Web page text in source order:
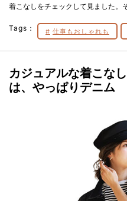
着こなしをチェックして見ました。
Tags： 仕事もおしゃれも
カジュアルな着こな
は、やっぱりデニム